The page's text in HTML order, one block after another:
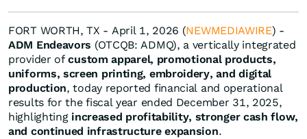
FORT WORTH, TX - April 1, 2026 (NEWMEDIAWIRE) -
ADM Endeavors (OTCQB: ADMQ), a vertically integrated
provider ofcustom apparel, promotional products,
uniforms, screen printing, embroidery, and digital
production, today reported financial and operational
results for the fiscal year ended December 31, 2025,
highlighting increased profitability, stronger cash flow,
and continued infrastructure expansion.